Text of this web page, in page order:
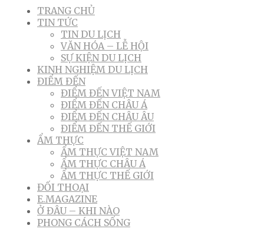
TRANG CHỦ
TIN TỨC
TIN DU LỊCH
VĂN HÓA – LỄ HỘI
SỰ KIỆN DU LỊCH
KINH NGHIỆM DU LỊCH
ĐIỂM ĐẾN
ĐIỂM ĐẾN VIỆT NAM
ĐIỂM ĐẾN CHÂU Á
ĐIỂM ĐẾN CHÂU ÂU
ĐIỂM ĐẾN THẾ GIỚI
ẨM THỰC
ẨM THỰC VIỆT NAM
ẨM THỰC CHÂU Á
ẨM THỰC THẾ GIỚI
ĐỐI THOẠI
E.MAGAZINE
Ở ĐÂU – KHI NÀO
PHONG CÁCH SỐNG